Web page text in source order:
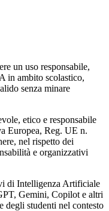
un uso responsabile,
in ambito scolastico,
senza minare
etico e responsabile
Europea, Reg. UE n.
nel rispetto dei
e organizzativi
di Intelligenza Artificiale
Gemini, Copilot e altri
degli studenti nel contesto